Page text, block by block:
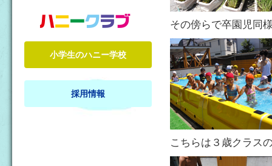
小学生のハニー学校
採用情報
その傍らで卒園児同
こちらは３歳クラス